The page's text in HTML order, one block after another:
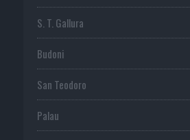
S. T. Gallura
Budoni
San Teodoro
Palau